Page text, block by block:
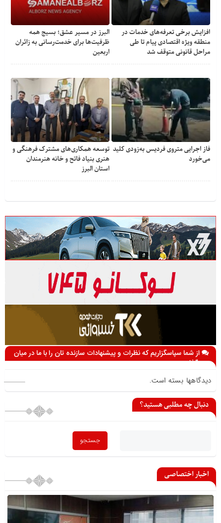
افزایش برخی تعرفه‌های خدمات در
منطقه ویژه اقتصادی پیام تا طی
مراحل قانونی متوقف شد
البرز در مسیر عشق؛ بسیج همه
ظرفیت‌ها برای خدمت‌رسانی به زائران
اربعین
فاز اجرایی متروی فردیس به‌زودی کلید
می‌خورد
توسعه همکاری‌های مشترک فرهنگی و
هنری بنیاد فاتح و خانه هنرمندان
استان البرز
از شما سپاسگزاریم که نظرات و پیشنهادات سازنده تان را با ما در میان
می گذارید
دیدگاهها بسته است.
دنبال چه مطلبی هستید؟
اخبار اختصاصی